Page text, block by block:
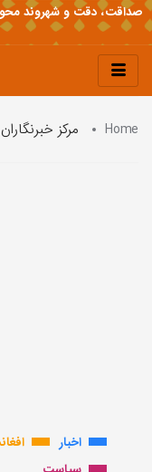
صداقت، دقت و شهروند
Home مرکز
اخبار